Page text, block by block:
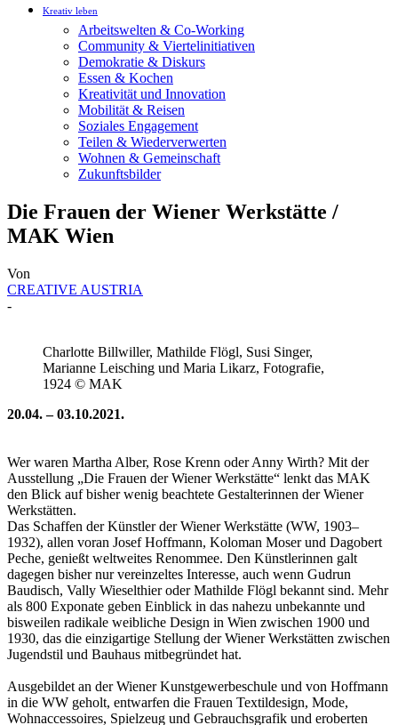
Kreativ leben
Arbeitswelten & Co-Working
Community & Viertelinitiativen
Demokratie & Diskurs
Essen & Kochen
Kreativität und Innovation
Mobilität & Reisen
Soziales Engagement
Teilen & Wiederverwerten
Wohnen & Gemeinschaft
Zukunftsbilder
Die Frauen der Wiener Werkstätte /
MAK Wien
Von
CREATIVE AUSTRIA
-
Charlotte Billwiller, Mathilde Flögl, Susi Singer,
Marianne Leisching und Maria Likarz, Fotografie,
1924 © MAK
20.04. – 03.10.2021.
Wer waren Martha Alber, Rose Krenn oder Anny Wirth? Mit der
Ausstellung „Die Frauen der Wiener Werkstätte“ lenkt das MAK
den Blick auf bisher wenig beachtete Gestalterinnen der Wiener
Werkstätten.
Das Schaffen der Künstler der Wiener Werkstätte (WW, 1903–
1932), allen voran Josef Hoffmann, Koloman Moser und Dagobert
Peche, genießt weltweites Renommee. Den Künstlerinnen galt
dagegen bisher nur vereinzeltes Interesse, auch wenn Gudrun
Baudisch, Vally Wieselthier oder Mathilde Flögl bekannt sind. Mehr
als 800 Exponate geben Einblick in das nahezu unbekannte und
bisweilen radikale weibliche Design in Wien zwischen 1900 und
1930, das die einzigartige Stellung der Wiener Werkstätten zwischen
Jugendstil und Bauhaus mitbegründet hat.
Ausgebildet an der Wiener Kunstgewerbeschule und von Hoffmann
in die WW geholt, entwarfen die Frauen Textildesign, Mode,
Wohnaccessoires, Spielzeug und Gebrauchsgrafik und eroberten